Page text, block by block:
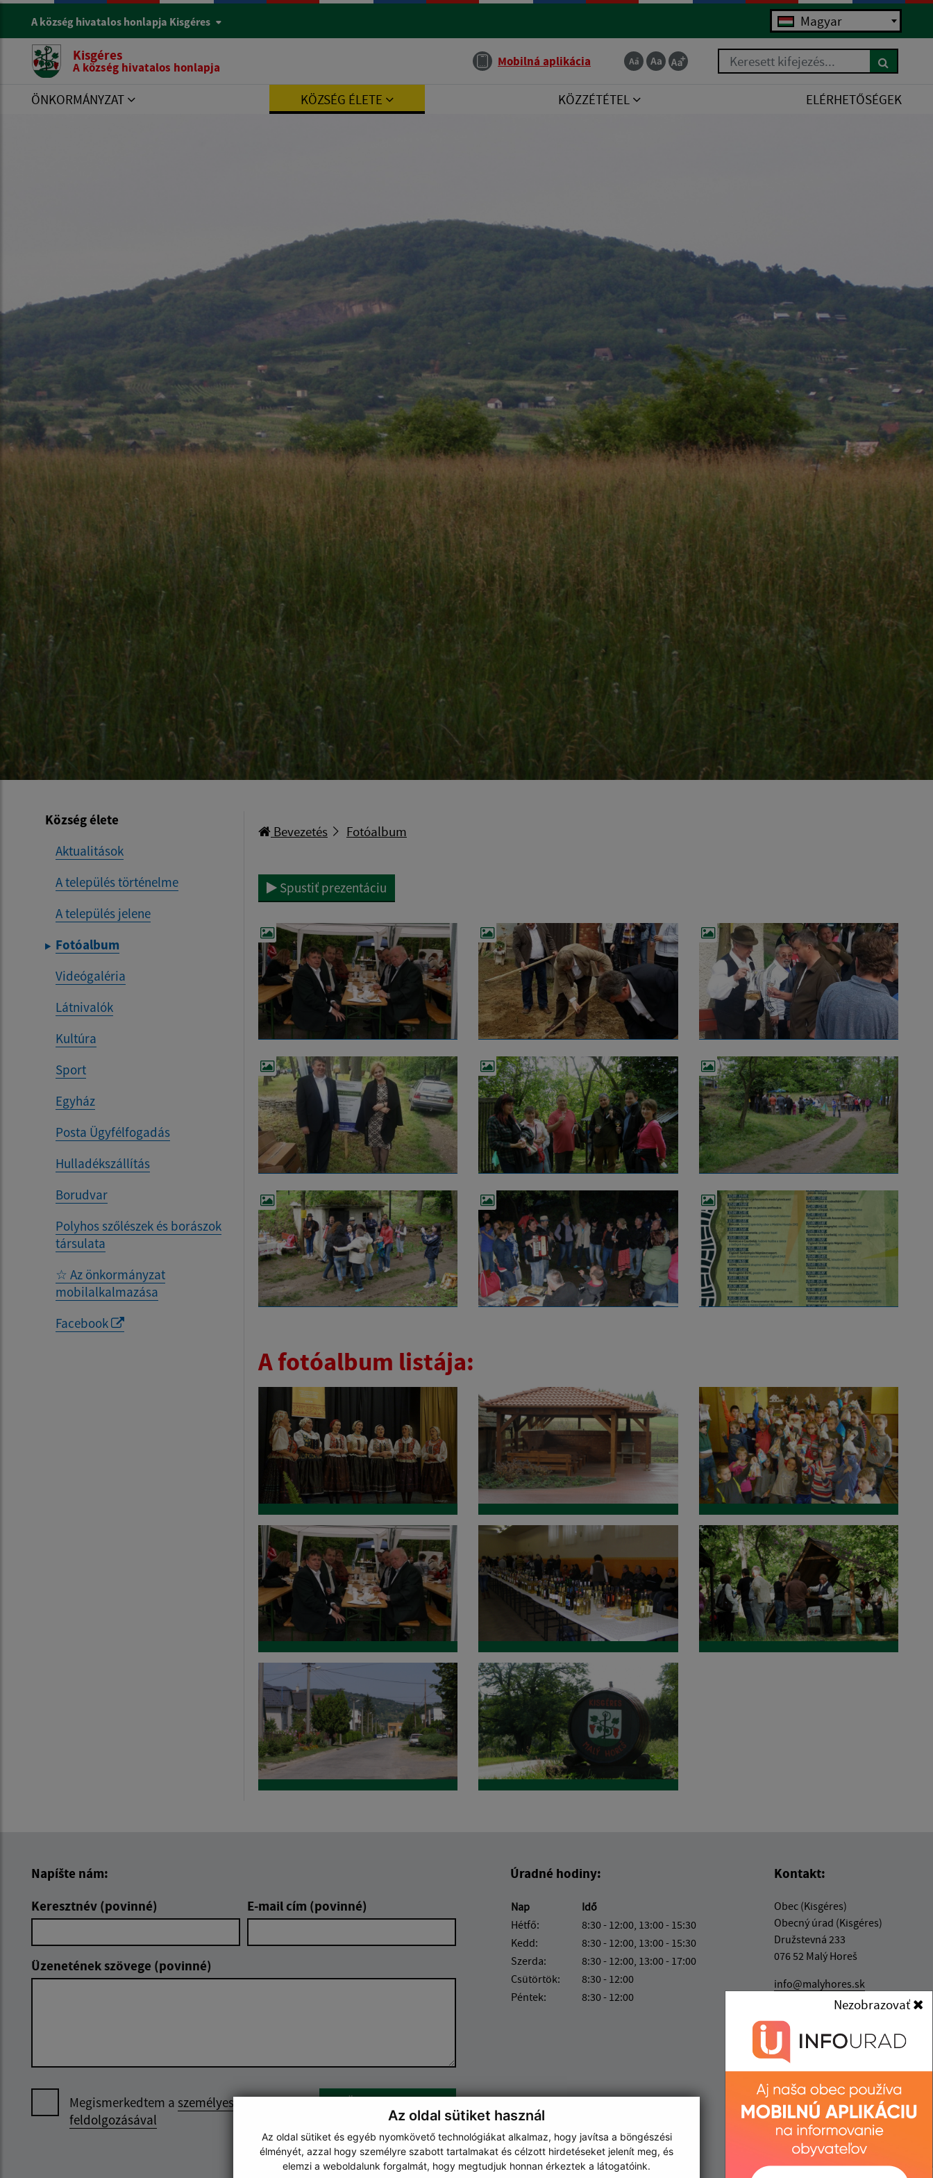
Az oldal sütiket használ
Az oldal sütiket és egyéb nyomkövető technológiákat alkalmaz, hogy javítsa a böngészési
élményét, azzal hogy személyre szabott tartalmakat és célzott hirdetéseket jelenít meg, és
elemzi a weboldalunk forgalmát, hogy megtudjuk honnan érkeztek a látogatóink.
A község hivatalos honlapja Kisgéres Magyar
Kisgéres
A község hivatalos honlapja Mobilná aplikácia Keresett kifejezés...
ÖNKORMÁNYZAT KÖZSÉG ÉLETE KÖZZÉTÉTEL ELÉRHETŐSÉGEK
Község élete
Aktualitások
A település történelme
A település jelene
Fotóalbum
Videógaléria
Látnivalók
Kultúra
Sport
Egyház
Posta Ügyfélfogadás
Hulladékszállítás
Borudvar
Polyhos szőlészek és borászok
társulata
☆ Az önkormányzat
mobilalkalmazása
Facebook
Bevezetés Fotóalbum
Spustiť prezentáciu
A fotóalbum listája:
Napíšte nám:
Keresztnév (povinné)
E-mail cím (povinné)
Üzenetének szövege (povinné)
Megismerkedtem a személyes adatok
feldolgozásával
Google reCaptcha Response
Üzenet küldése
Úradné hodiny:
Nap
Idő
Hétfő:
8:30 - 12:00, 13:00 - 15:30
Kedd:
8:30 - 12:00, 13:00 - 15:30
Szerda:
8:30 - 12:00, 13:00 - 17:00
Csütörtök:
8:30 - 12:00
Péntek:
8:30 - 12:00
Kontakt:
Obec (Kisgéres)
Obecný úrad (Kisgéres)
Družstevná 233
076 52 Malý Horeš
info@malyhores.sk
+421 56 628 53 70
IČO: 00331724
Nezobrazovať